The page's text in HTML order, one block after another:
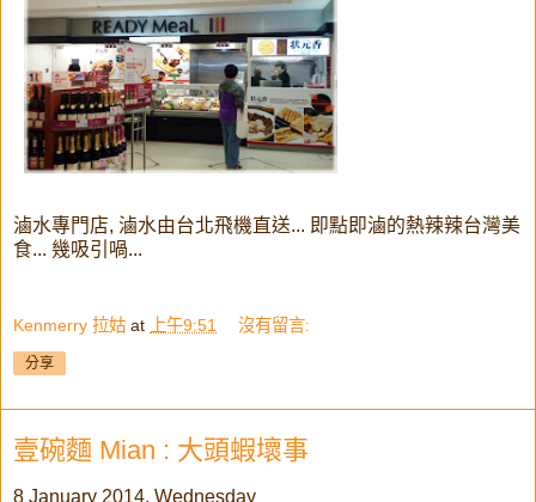
滷水專門店, 滷水由台北飛機直送... 即點即滷的熱辣辣台灣美
食... 幾吸引喎...
Kenmerry 拉姑 at 上午9:51 沒有留言:
分享
壹碗麵 Mian : 大頭蝦壞事
8 January 2014, Wednesday